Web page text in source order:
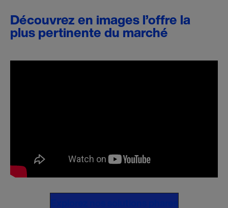
Découvrez en images l’offre la
plus pertinente du marché